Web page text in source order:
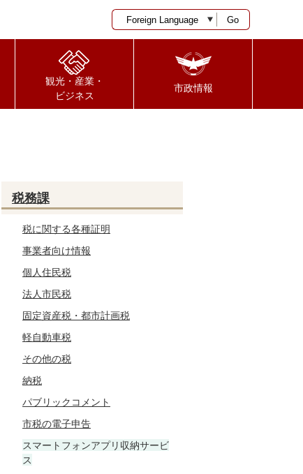
Go
観光・産業・
ビジネス
市政情報
税務課
税に関する各種証明
事業者向け情報
個人住民税
法人市民税
固定資産税・都市計画税
軽自動車税
その他の税
納税
パブリックコメント
市税の電子申告
スマートフォンアプリ収納サービ
ス